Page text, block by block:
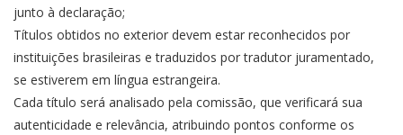
junto à declaração;
Títulos obtidos no exterior devem estar reconhecidos por
instituições brasileiras e traduzidos por tradutor juramentado,
se estiverem em língua estrangeira.
Cada título será analisado pela comissão, que verificará sua
autenticidade e relevância, atribuindo pontos conforme os